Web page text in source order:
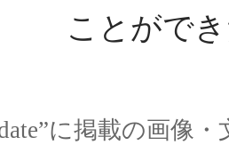
ことがで
に掲載の画像